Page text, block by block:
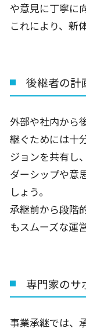
や意見に丁寧に
これにより、新
後継者の計
外部や社内から
継ぐためには十
ジョンを共有し
ダーシップや意
しょう。
承継前から段階
もスムーズな運
専門家のサ
事業承継では、